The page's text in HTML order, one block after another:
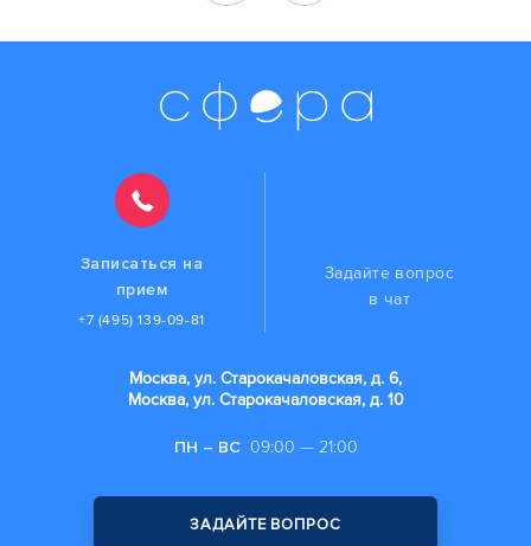
Записаться на
прием
+7 (495) 139-09-81
Задайте вопрос
в чат
Москва, ул. Старокачаловская, д. 6,
Москва, ул. Старокачаловская, д. 10
ПН – ВС 09:00 — 21:00
ЗАДАЙТЕ ВОПРОС